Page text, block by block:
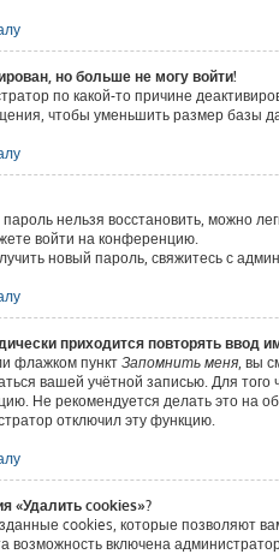
но больше не могу войти!
по какой-то причине
чтобы уменьшить размер базы
нельзя восстановить, можно
войти на конференцию.
новый пароль, свяжитесь с
приходится повторять ввод
флажком пунктЗапомнить меня, вы
вашей учётной записью. Для
Не рекомендуется делать это на
отключил эту функцию.
«Удалить cookies»?
cookies, которые позволяют
возможность включена